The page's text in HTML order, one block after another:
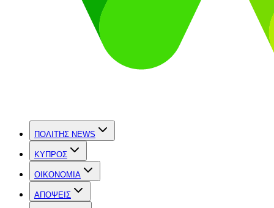
ΠΟΛΙΤΗΣ NEWS
ΚΥΠΡΟΣ
OIKONOMIA
ΑΠΟΨΕΙΣ